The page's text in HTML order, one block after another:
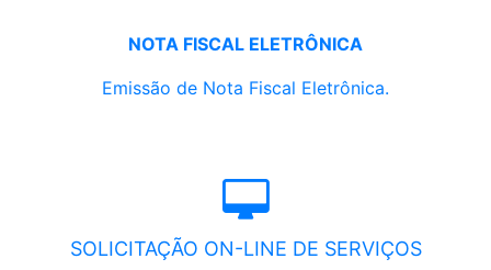
NOTA FISCAL ELETRÔNICA
Emissão de Nota Fiscal Eletrônica.
SOLICITAÇÃO ON-LINE DE SERVIÇOS